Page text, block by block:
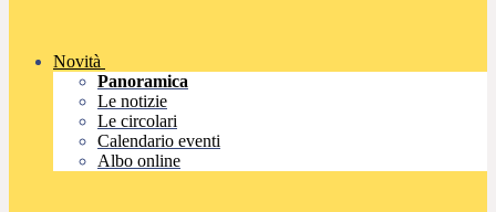
Novità
Panoramica
Le notizie
Le circolari
Calendario eventi
Albo online